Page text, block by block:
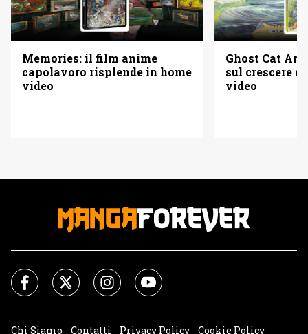
Memories: il film anime
capolavoro risplende in home
video
Ghost Cat
sul crescere
video
Chi Siamo Contatti Privacy Policy Cookie Policy